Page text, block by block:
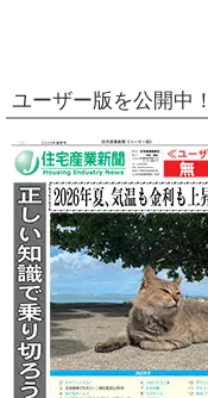
ユーザー版を公開中！